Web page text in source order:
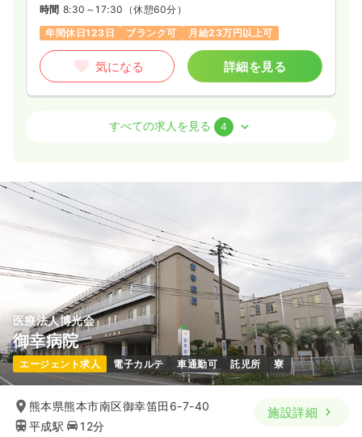
時間 8:30～17:30 （休憩60分）
年間休日123日
ブランク可 月給23万円以上可
気になる 詳細を見る
正・准看護師
給与
※一例
8:15～17:15（休憩60分）
年間休日124日
月給19万円以上可
気になる 詳細を見る
日勤のみ（パート） 一時募集休止
給与 時給1,050円〜
時間 8:15～17:15（休憩60分）
時給1,000円以上可
すべての求人を見る 4
医療法人博光会
御幸病院
エージェント求人 電子カルテ 車通勤可 託児所 寮
熊本県熊本市南区御幸笛田6-7-40
平成駅
12分
施設詳細